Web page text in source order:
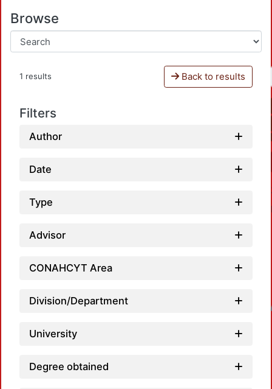
Browse
1 results Back to results
Filters
Author
Date
Type
Advisor
CONAHCYT Area
Division/Department
University
Degree obtained